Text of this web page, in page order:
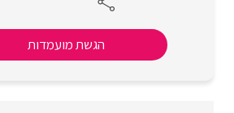
הגשת מועמדות